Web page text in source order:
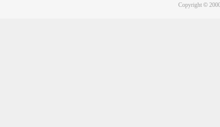
Copyright©